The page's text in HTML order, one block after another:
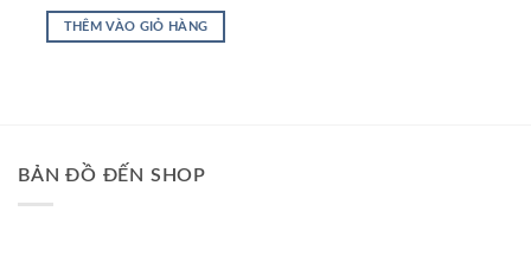
THÊM VÀO GIỎ HÀNG
BẢN ĐỒ ĐẾN SHOP